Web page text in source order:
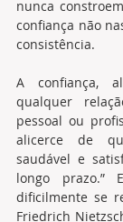
nunca
confiança não
consistência.
A confiança,
qualquer
pessoal ou
alicerce de
saudável e
longo prazo.”
dificilmente se
Friedrich